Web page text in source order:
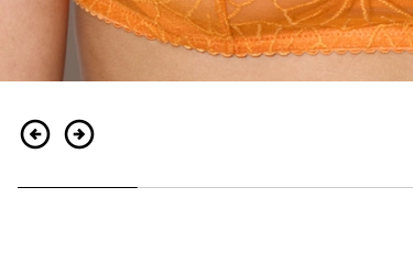
ZurückWeiter